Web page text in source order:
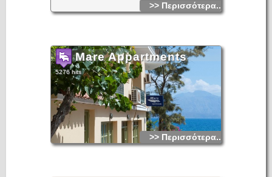
>> Περισσότερα...
Mare Appartments
5276 hits
>> Περισσότερα...